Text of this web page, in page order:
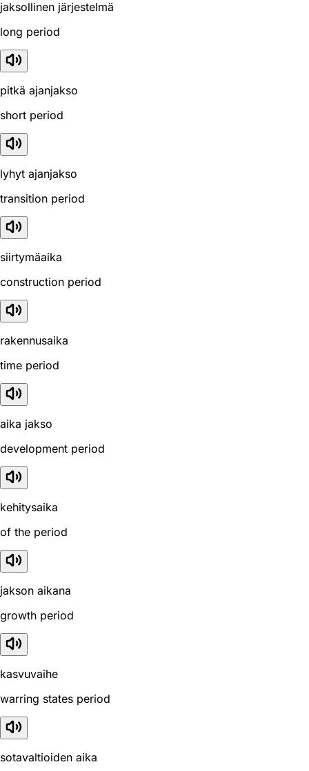
jaksollinen järjestelmä
long period
pitkä ajanjakso
short period
lyhyt ajanjakso
transition period
siirtymäaika
construction period
rakennusaika
time period
aika jakso
development period
kehitysaika
of the period
jakson aikana
growth period
kasvuvaihe
warring states period
sotavaltioiden aika